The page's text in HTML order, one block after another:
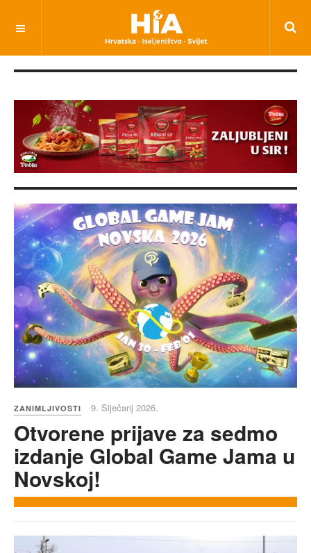
ZANIMLJIVOSTI 9. Siječanj 2026.
Otvorene prijave za sedmo
izdanje Global Game Jama u
Novskoj!